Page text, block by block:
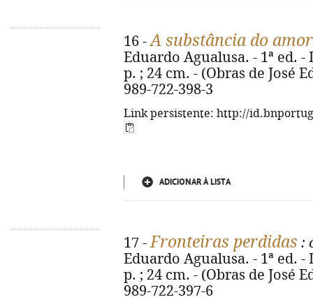
16 -A substância do
Eduardo Agualusa. - 1ª ed. -
p. ; 24 cm. - (Obras de José
989-722-398-3
Link persistente: http://
ADICIONAR À LISTA
17 -Fronteiras perdidas :
Eduardo Agualusa. - 1ª ed. -
p. ; 24 cm. - (Obras de José
989-722-397-6